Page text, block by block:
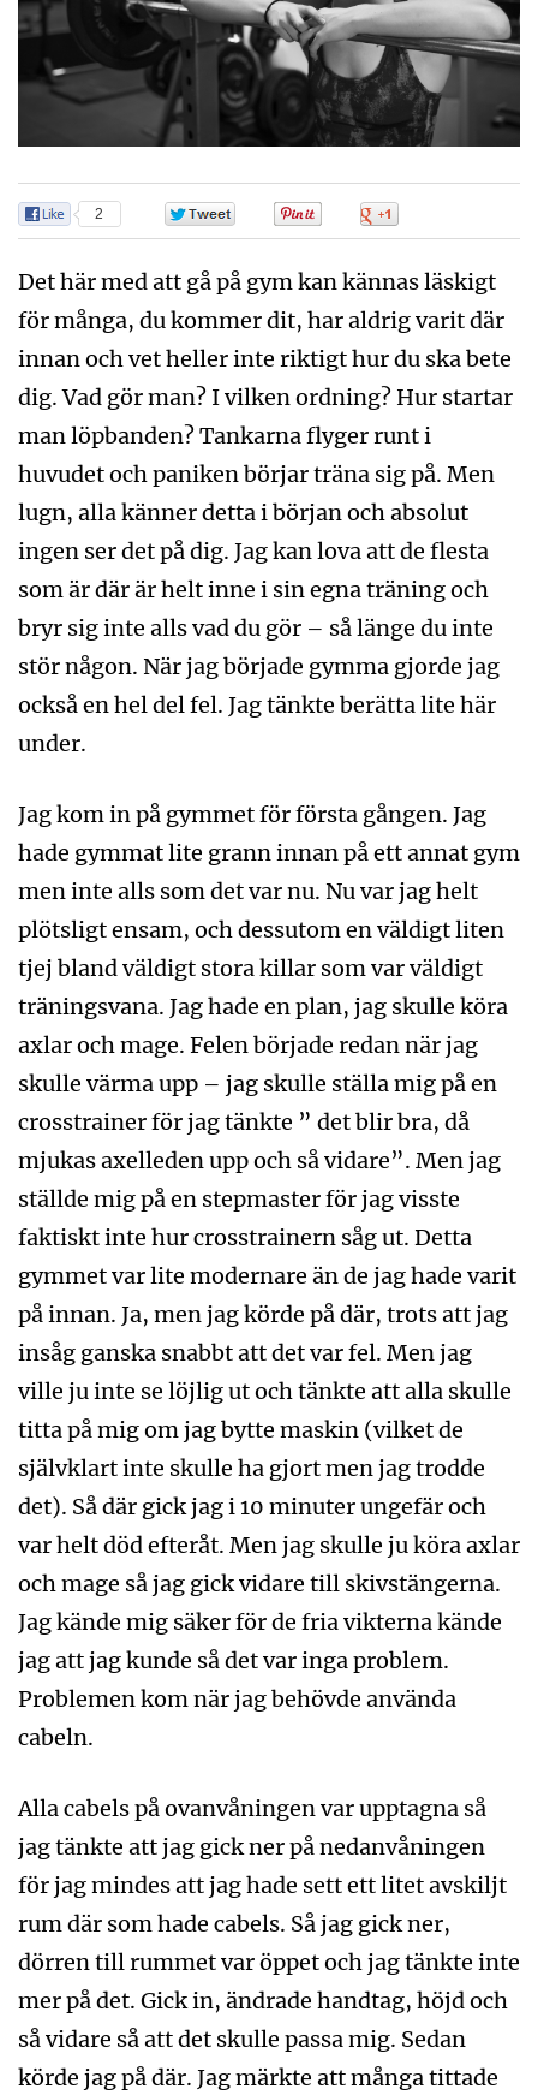
2
Det här med att gå på gym kan kännas läskigt
för många, du kommer dit, har aldrig varit där
innan och vet heller inte riktigt hur du ska bete
dig. Vad gör man? I vilken ordning? Hur startar
man löpbanden? Tankarna flyger runt i
huvudet och paniken börjar träna sig på. Men
lugn, alla känner detta i början och absolut
ingen ser det på dig. Jag kan lova att de flesta
som är där är helt inne i sin egna träning och
bryr sig inte alls vad du gör – så länge du inte
stör någon. När jag började gymma gjorde jag
också en hel del fel. Jag tänkte berätta lite här
under.
Jag kom in på gymmet för första gången. Jag
hade gymmat lite grann innan på ett annat gym
men inte alls som det var nu. Nu var jag helt
plötsligt ensam, och dessutom en väldigt liten
tjej bland väldigt stora killar som var väldigt
träningsvana. Jag hade en plan, jag skulle köra
axlar och mage. Felen började redan när jag
skulle värma upp – jag skulle ställa mig på en
crosstrainer för jag tänkte ” det blir bra, då
mjukas axelleden upp och så vidare”. Men jag
ställde mig på en stepmaster för jag visste
faktiskt inte hur crosstrainern såg ut. Detta
gymmet var lite modernare än de jag hade varit
på innan. Ja, men jag körde på där, trots att jag
insåg ganska snabbt att det var fel. Men jag
ville ju inte se löjlig ut och tänkte att alla skulle
titta på mig om jag bytte maskin (vilket de
självklart inte skulle ha gjort men jag trodde
det). Så där gick jag i 10 minuter ungefär och
var helt död efteråt. Men jag skulle ju köra axlar
och mage så jag gick vidare till skivstängerna.
Jag kände mig säker för de fria vikterna kände
jag att jag kunde så det var inga problem.
Problemen kom när jag behövde använda
cabeln.
Alla cabels på ovanvåningen var upptagna så
jag tänkte att jag gick ner på nedanvåningen
för jag mindes att jag hade sett ett litet avskiljt
rum där som hade cabels. Så jag gick ner,
dörren till rummet var öppet och jag tänkte inte
mer på det. Gick in, ändrade handtag, höjd och
så vidare så att det skulle passa mig. Sedan
körde jag på där. Jag märkte att många tittade